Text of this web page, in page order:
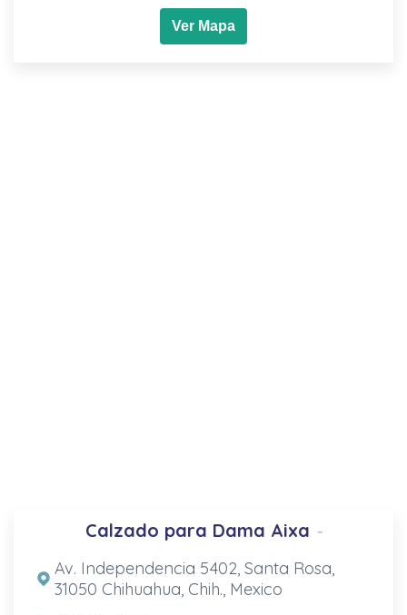
Ver Mapa
Calzado para Dama Aixa -
Av. Independencia 5402, Santa Rosa,
31050 Chihuahua, Chih., Mexico